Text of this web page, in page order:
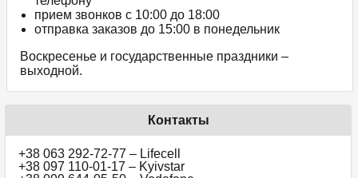
прием звонков c 10:00 до 18:00
отправка заказов до 15:00 в понедельник
Воскресенье и государственные праздники –
выходной.
Контакты
+38 063 292-72-77 – Lifecell
+38 097 110-01-17 – Kyivstar